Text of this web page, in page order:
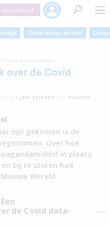
nieuwsbrief
Onderzoeks-archief
over de Covid
3 jaar geleden
maurice
zijn gekomen is de
Over hoe
in plaats
bij te sturen had
Wereld.
de Covid data-